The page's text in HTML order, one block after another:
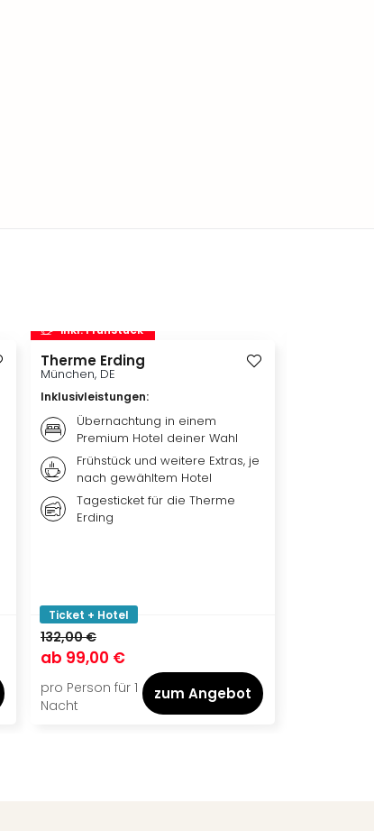
inkl. Frühstück
Therme Erding
München, DE
Inklusivleistungen:
Übernachtung in einem
Premium Hotel deiner Wahl
Frühstück und weitere Extras, je
nach gewähltem Hotel
Tagesticket für die Therme
Erding
Ticket + Hotel
132,00 €
ab 99,00 €
pro Person für 1
Nacht
zum Angebot